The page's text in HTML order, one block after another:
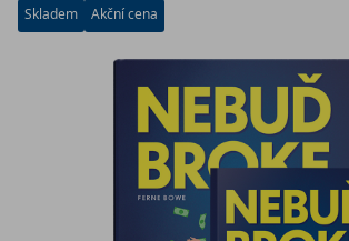
Skladem Akční cena